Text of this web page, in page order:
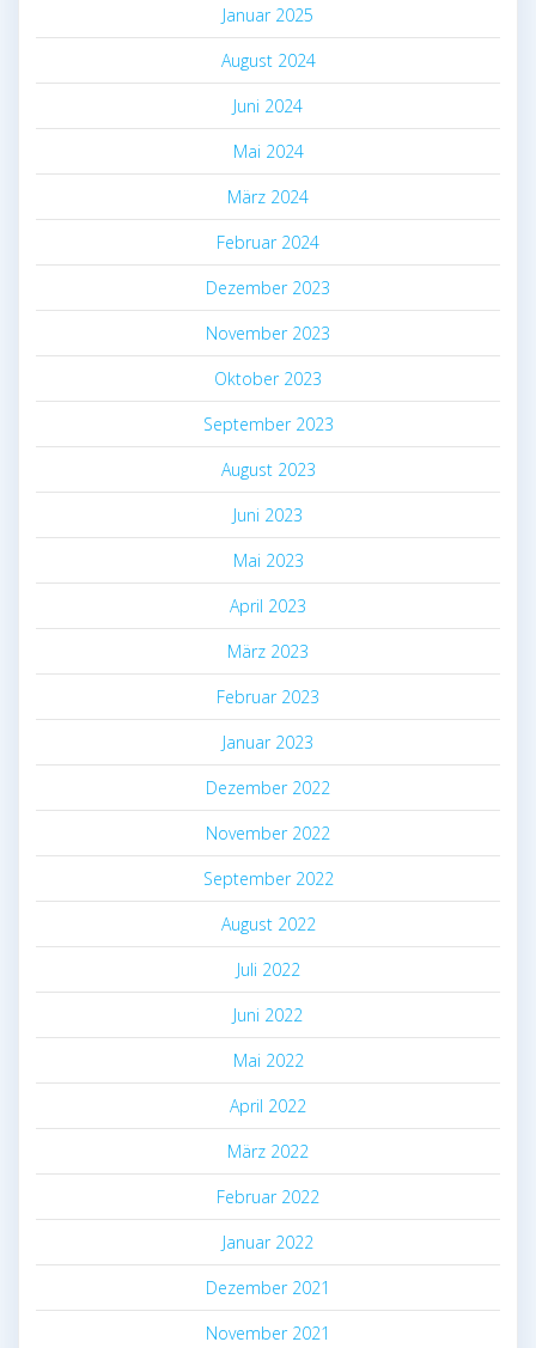
Januar 2025
August 2024
Juni 2024
Mai 2024
März 2024
Februar 2024
Dezember 2023
November 2023
Oktober 2023
September 2023
August 2023
Juni 2023
Mai 2023
April 2023
März 2023
Februar 2023
Januar 2023
Dezember 2022
November 2022
September 2022
August 2022
Juli 2022
Juni 2022
Mai 2022
April 2022
März 2022
Februar 2022
Januar 2022
Dezember 2021
November 2021